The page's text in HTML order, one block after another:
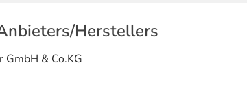
Herstellers
GmbH & Co.KG